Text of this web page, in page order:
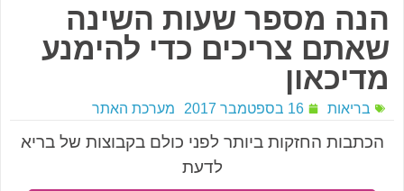
הנה מספר שעות השינה
שאתם צריכים כדי להימנע
מדיכאון
בריאות 16 בספטמבר 2017 מערכת האתר
הכתבות החזקות ביותר לפני כולם בקבוצות של בריא
לדעת